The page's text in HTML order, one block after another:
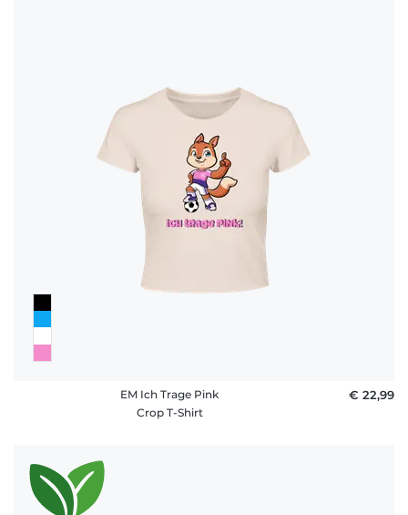
EM Ich Trage Pink
Crop T-Shirt
€ 22,99